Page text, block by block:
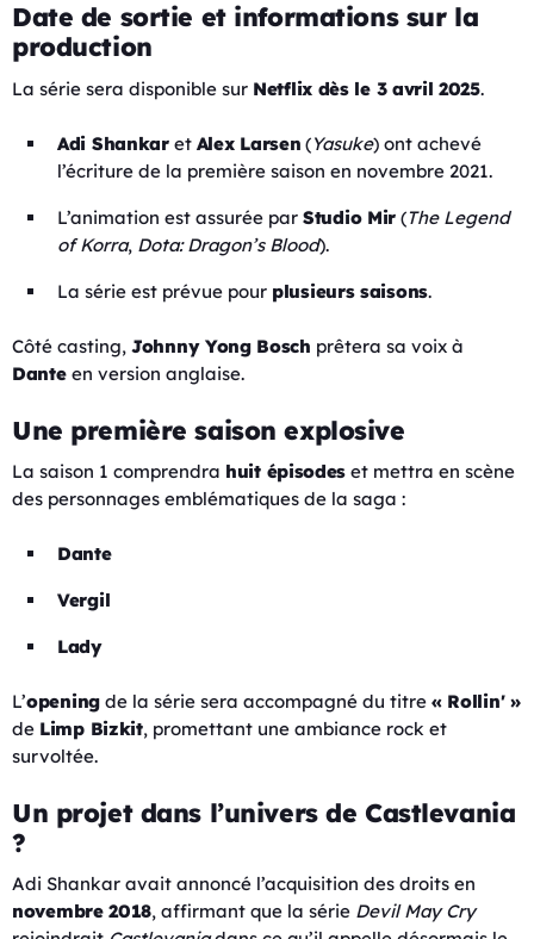
Date de sortie et informations sur la
production
La série sera disponible sur Netflix dès le 3 avril 2025.
Adi Shankaret Alex Larsen (Yasuke) ont achevé
l’écriture de la première saison en novembre 2021.
L’animation est assurée par Studio Mir (The Legend
of Korra, Dota: Dragon’s Blood).
La série est prévue pour plusieurs saisons.
Côté casting, Johnny Yong Bosch prêtera sa voix à
Danteen version anglaise.
Une première saison explosive
La saison 1 comprendra huit épisodes et mettra en scène
des personnages emblématiques de la saga :
Dante
Vergil
Lady
L’openingde la série sera accompagné du titre « Rollin' »
de Limp Bizkit, promettant une ambiance rock et
survoltée.
Un projet dans l’univers de Castlevania
?
Adi Shankar avait annoncé l’acquisition des droits en
novembre 2018, affirmant que la série Devil May Cry